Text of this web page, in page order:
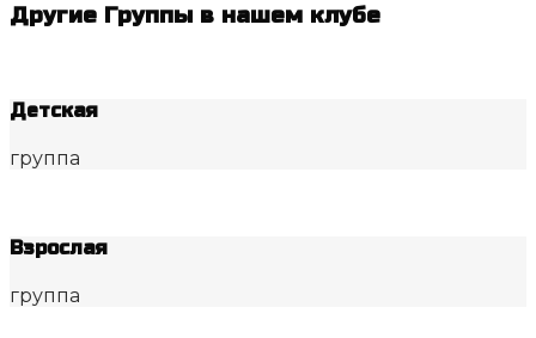
Другие Группы в нашем клубе
Детская
группа
Взрослая
группа